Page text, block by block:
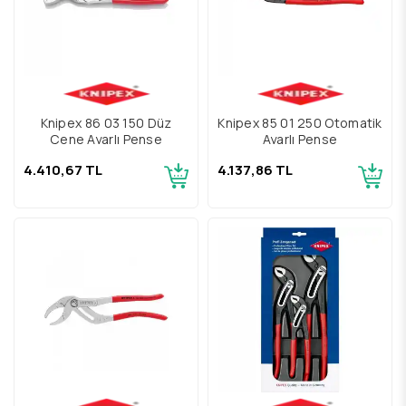
Knipex 86 03 150 Düz
Çene Ayarlı Pense
4.410,67 TL
Knipex 85 01 250 Otomatik
Ayarlı Pense
4.137,86 TL